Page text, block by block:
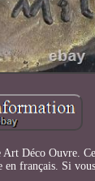
Déco Ouvre.
en français. Si